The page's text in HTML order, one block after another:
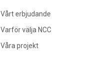
Vårt erbjudande
Varför välja NCC
Våra projekt